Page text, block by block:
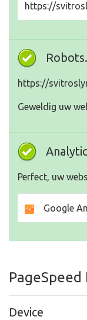
https://
https://
Geweldig uw
Perfect, uw
Google
PageSpeed
Device